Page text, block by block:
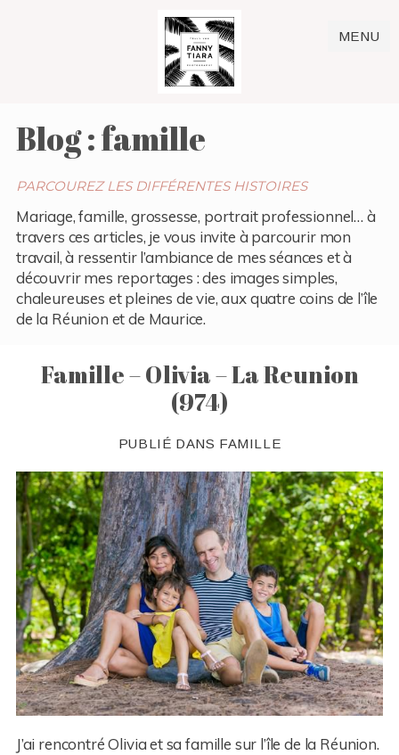
MENU
Blog : famille
PARCOUREZ LES DIFFÉRENTES HISTOIRES
Mariage, famille, grossesse, portrait professionnel… à
travers ces articles, je vous invite à parcourir mon
travail, à ressentir l’ambiance de mes séances et à
découvrir mes reportages : des images simples,
chaleureuses et pleines de vie, aux quatre coins de l’île
de la Réunion et de Maurice.
Famille – Olivia – La Reunion
(974)
PUBLIÉ DANS FAMILLE
J’ai rencontré Olivia et sa famille sur l’île de la Réunion.